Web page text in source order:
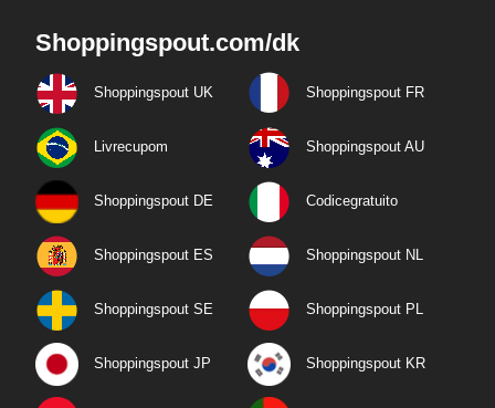
Shoppingspout.com/dk
Shoppingspout UK Shoppingspout FR
Livrecupom Shoppingspout AU
Shoppingspout DE Codicegratuito
Shoppingspout ES Shoppingspout NL
Shoppingspout SE Shoppingspout PL
Shoppingspout JP Shoppingspout KR